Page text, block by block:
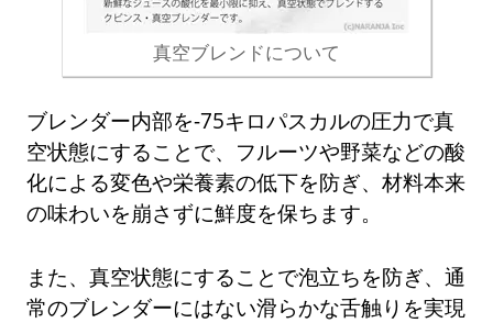
真空ブレンドについて
ブレンダー内部を-75キロパスカルの圧力で真
空状態にすることで、フルーツや野菜などの酸
化による変色や栄養素の低下を防ぎ、材料本来
の味わいを崩さずに鮮度を保ちます。
また、真空状態にすることで泡立ちを防ぎ、通
常のブレンダーにはない滑らかな舌触りを実現